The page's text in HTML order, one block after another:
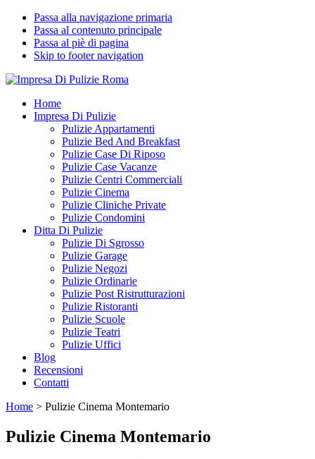
Passa alla navigazione primaria
Passa al contenuto principale
Passa al piè di pagina
Skip to footer navigation
Impresa Di Pulizie Roma
✅ Abitazioni e Attività Commerciali
Home
Impresa Di Pulizie
Pulizie Appartamenti
Pulizie Bed And Breakfast
Pulizie Case Di Riposo
Pulizie Case Vacanze
Pulizie Centri Commerciali
Pulizie Cinema
Pulizie Cliniche Private
Pulizie Condomini
Ditta Di Pulizie
Pulizie Di Sgrosso
Pulizie Garage
Pulizie Negozi
Pulizie Ordinarie
Pulizie Post Ristrutturazioni
Pulizie Ristoranti
Pulizie Scuole
Pulizie Teatri
Pulizie Uffici
Blog
Recensioni
Contatti
Home > Pulizie Cinema Montemario
Pulizie Cinema Montemario